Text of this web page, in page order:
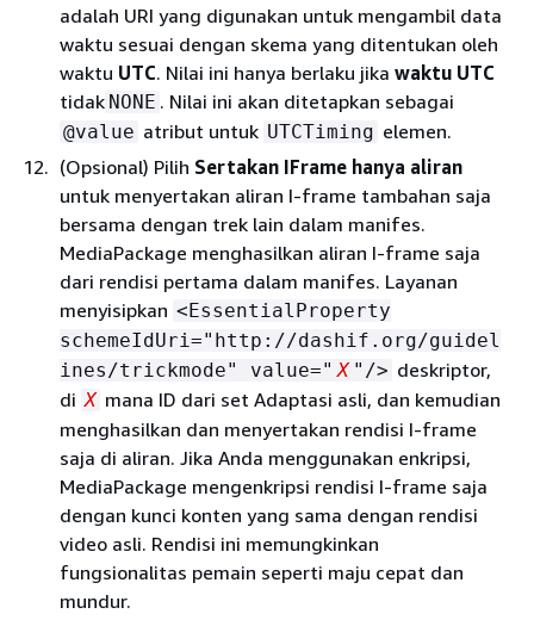
adalah URI yang digunakan untuk mengambil data
waktu sesuai dengan skema yang ditentukan oleh
waktu UTC. Nilai ini hanya berlaku jika waktu UTC
tidak NONE . Nilai ini akan ditetapkan sebagai
@value atribut untuk UTCTiming elemen.
(Opsional) Pilih Sertakan IFrame hanya aliran
untuk menyertakan aliran I-frame tambahan saja
bersama dengan trek lain dalam manifes.
MediaPackage menghasilkan aliran I-frame saja
dari rendisi pertama dalam manifes. Layanan
menyisipkan <EssentialProperty
schemeIdUri="http://dashif.org/guidel
ines/trickmode" value=" X "/> deskriptor,
di X mana ID dari set Adaptasi asli, dan kemudian
menghasilkan dan menyertakan rendisi I-frame
saja di aliran. Jika Anda menggunakan enkripsi,
MediaPackage mengenkripsi rendisi I-frame saja
dengan kunci konten yang sama dengan rendisi
video asli. Rendisi ini memungkinkan
fungsionalitas pemain seperti maju cepat dan
mundur.